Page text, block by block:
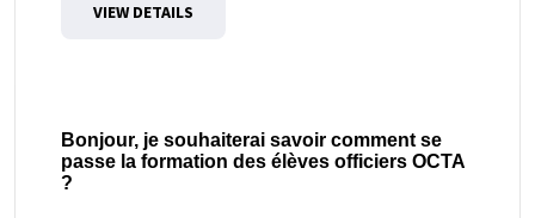
VIEW DETAILS
Bonjour, je souhaiterai savoir comment se
passe la formation des élèves officiers OCTA
?